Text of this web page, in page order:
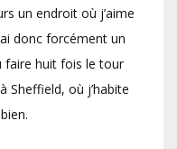
un endroit où j’aime
donc forcément un
faire huit fois le tour
Sheffield, où j’habite